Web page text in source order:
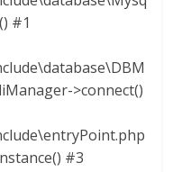
#1
>connect()
#3